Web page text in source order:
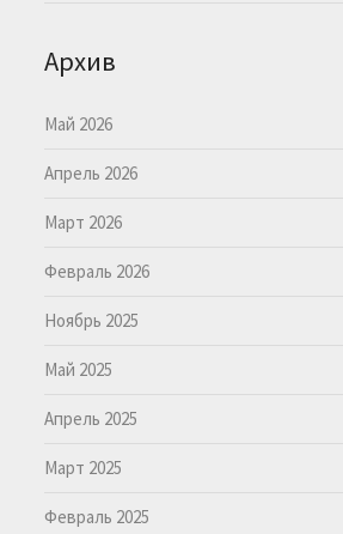
Архив
Май 2026
Апрель 2026
Март 2026
Февраль 2026
Ноябрь 2025
Май 2025
Апрель 2025
Март 2025
Февраль 2025